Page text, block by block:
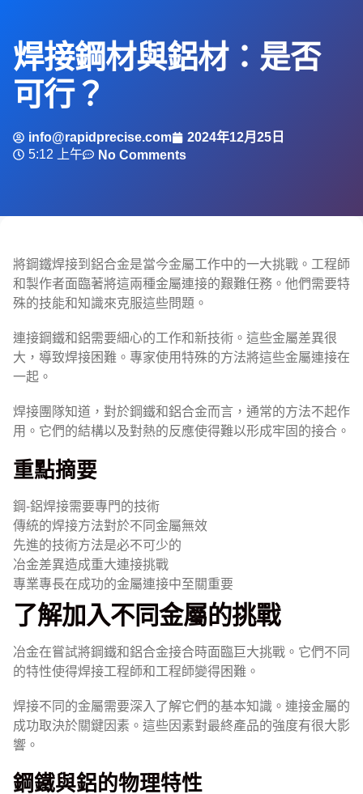
焊接鋼材與鋁材：是否
可行？
info@rapidprecise.com
2024年12月25日
5:12 上午
No Comments
將鋼鐵焊接到鋁合金是當今金屬工作中的一大挑戰。工程師
和製作者面臨著將這兩種金屬連接的艱難任務。他們需要特
殊的技能和知識來克服這些問題。
連接鋼鐵和鋁需要細心的工作和新技術。這些金屬差異很
大，導致焊接困難。專家使用特殊的方法將這些金屬連接在
一起。
焊接團隊知道，對於鋼鐵和鋁合金而言，通常的方法不起作
用。它們的結構以及對熱的反應使得難以形成牢固的接合。
重點摘要
鋼-鋁焊接需要專門的技術
傳統的焊接方法對於不同金屬無效
先進的技術方法是必不可少的
冶金差異造成重大連接挑戰
專業專長在成功的金屬連接中至關重要
了解加入不同金屬的挑戰
冶金在嘗試將鋼鐵和鋁合金接合時面臨巨大挑戰。它們不同
的特性使得焊接工程師和工程師變得困難。
焊接不同的金屬需要深入了解它們的基本知識。連接金屬的
成功取決於關鍵因素。這些因素對最終產品的強度有很大影
響。
鋼鐵與鋁的物理特性